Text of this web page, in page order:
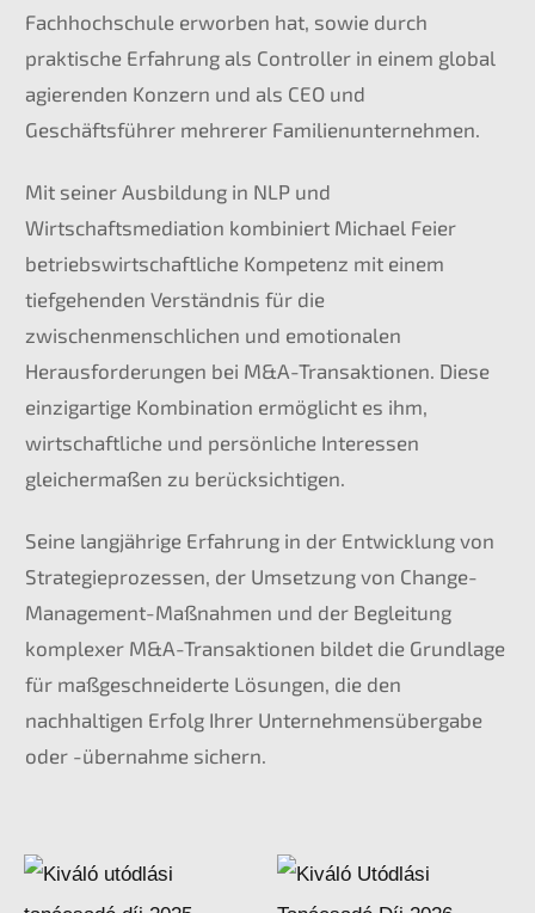
Fachhochschule erworben hat, sowie durch
praktische Erfahrung als Controller in einem global
agierenden Konzern und als CEO und
Geschäftsführer mehrerer Familienunternehmen.
Mit seiner Ausbildung in NLP und
Wirtschaftsmediation kombiniert Michael Feier
betriebswirtschaftliche Kompetenz mit einem
tiefgehenden Verständnis für die
zwischenmenschlichen und emotionalen
Herausforderungen bei M&A-Transaktionen. Diese
einzigartige Kombination ermöglicht es ihm,
wirtschaftliche und persönliche Interessen
gleichermaßen zu berücksichtigen.
Seine langjährige Erfahrung in der Entwicklung von
Strategieprozessen, der Umsetzung von Change-
Management-Maßnahmen und der Begleitung
komplexer M&A-Transaktionen bildet die Grundlage
für maßgeschneiderte Lösungen, die den
nachhaltigen Erfolg Ihrer Unternehmensübergabe
oder -übernahme sichern.